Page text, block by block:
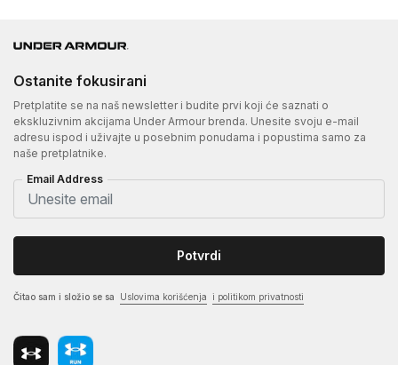
Ostanite fokusirani
Pretplatite se na naš newsletter i budite prvi koji će saznati o
ekskluzivnim akcijama Under Armour brenda. Unesite svoju e-mail
adresu ispod i uživajte u posebnim ponudama i popustima samo za
naše pretplatnike.
Email Address
Potvrdi
Čitao sam i složio se sa Uslovima korišćenja i politikom privatnosti